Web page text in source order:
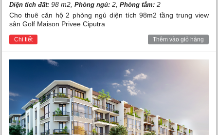
Diện tích đất: 98 m2,Phòng ngủ: 2,Phòng tắm: 2
Cho thuê căn hộ 2 phòng ngủ diện tích 98m2 tầng trung view
sân Golf Maison Privee Ciputra
Chi tiết Thêm vào giỏ hàng